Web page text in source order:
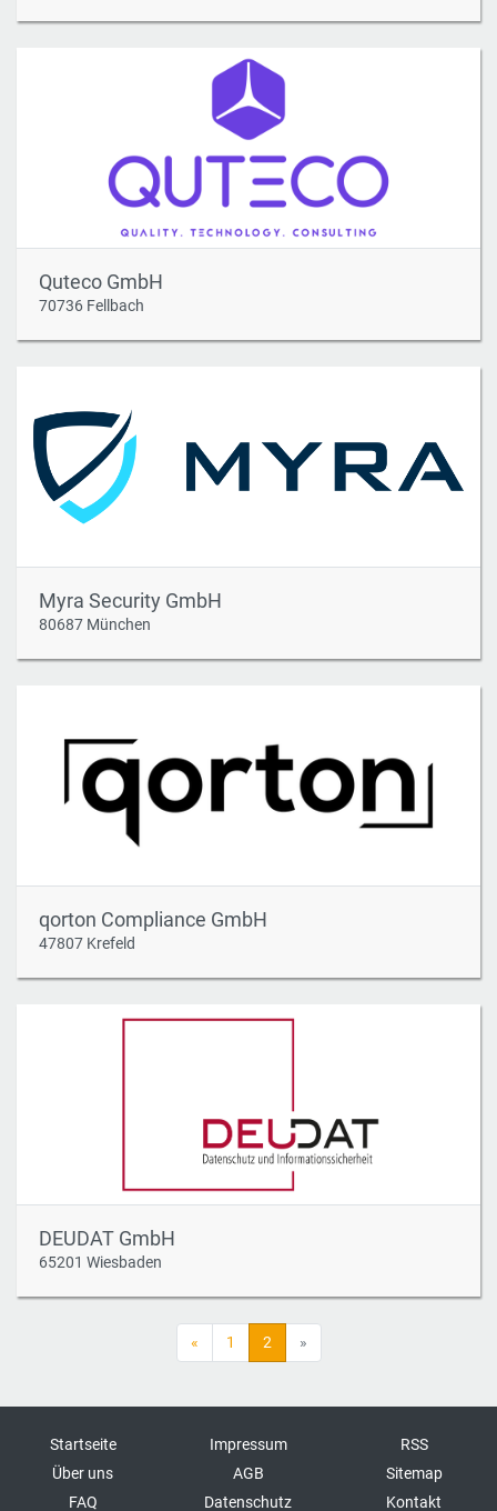
Quteco GmbH
70736 Fellbach
Myra Security GmbH
80687 München
qorton Compliance GmbH
47807 Krefeld
DEUDAT GmbH
65201 Wiesbaden
« 1 2 »
Startseite
Über uns
FAQ
Impressum
AGB
Datenschutz
RSS
Sitemap
Kontakt